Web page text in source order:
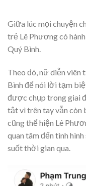
Giữa lúc mọi chuyện
trẻ Lê Phương có
Quý Bình.
Theo đó, nữ diễn viên
Bình để nói lời tạm
được chụp trong giai
tật vì trên tay vẫn còn
cũng thể hiện Lê
quan tâm đến tình
suốt thời gian qua.